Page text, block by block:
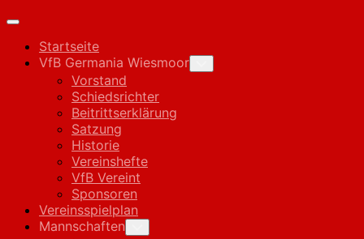
Expand
Startseite
VfB Germania Wiesmoor
Child
Vorstand
Schiedsrichter
Beitrittserklärung
Satzung
Historie
Vereinshefte
VfB Vereint
Sponsoren
Vereinsspielplan
Mannschaften